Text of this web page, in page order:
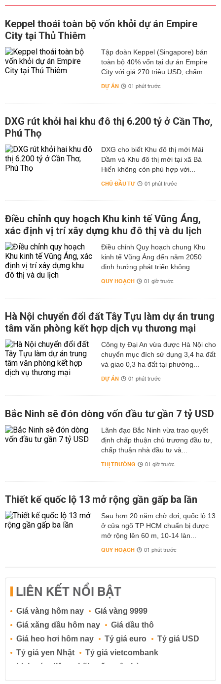
Keppel thoái toàn bộ vốn khỏi dự án Empire
City tại Thủ Thiêm
Tập đoàn Keppel (Singapore) bán
toàn bộ 40% vốn tại dự án Empire
City với giá 270 triệu USD, chấm...
DỰ ÁN 01 phút trước
DXG rút khỏi hai khu đô thị 6.200 tỷ ở Cần Thơ,
Phú Thọ
DXG cho biết Khu đô thị mới Mái
Dầm và Khu đô thị mới tại xã Bá
Hiến không còn phù hợp với...
CHỦ ĐẦU TƯ 01 phút trước
Điều chỉnh quy hoạch Khu kinh tế Vũng Áng,
xác định vị trí xây dựng khu đô thị và du lịch
Điều chỉnh Quy hoạch chung Khu
kinh tế Vũng Áng đến năm 2050
định hướng phát triển không...
QUY HOẠCH 01 giờ trước
Hà Nội chuyển đổi đất Tây Tựu làm dự án trung
tâm văn phòng kết hợp dịch vụ thương mại
Công ty Đại An vừa được Hà Nội cho
chuyển mục đích sử dụng 3,4 ha đất
và giao 0,3 ha đất tại phường...
DỰ ÁN 01 phút trước
Bắc Ninh sẽ đón dòng vốn đầu tư gần 7 tỷ USD
Lãnh đạo Bắc Ninh vừa trao quyết
định chấp thuận chủ trương đầu tư,
chấp thuận nhà đầu tư và...
THỊ TRƯỜNG 01 giờ trước
Thiết kế quốc lộ 13 mở rộng gần gấp ba lần
Sau hơn 20 năm chờ đợi, quốc lộ 13
ở cửa ngõ TP HCM chuẩn bị được
mở rộng lên 60 m, 10-14 làn...
QUY HOẠCH 01 phút trước
LIÊN KẾT NỔI BẬT
Giá vàng hôm nay
Giá vàng 9999
Giá xăng dầu hôm nay
Giá dầu thô
Giá heo hơi hôm nay
Tỷ giá euro
Tỷ giá USD
Tỷ giá yen Nhật
Tỷ giá vietcombank
Lịch cúp điện
Lãi suất ngân hàng
Lãi suất tiết kiệm
Lãi suất tiền gửi